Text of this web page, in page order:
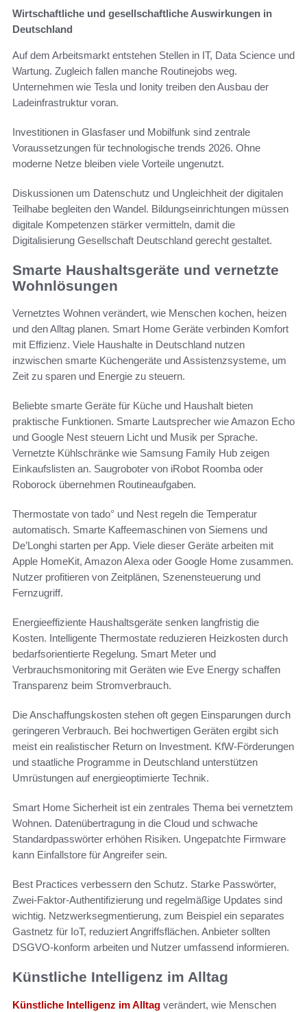
Wirtschaftliche und gesellschaftliche Auswirkungen in
Deutschland
Auf dem Arbeitsmarkt entstehen Stellen in IT, Data Science und
Wartung. Zugleich fallen manche Routinejobs weg.
Unternehmen wie Tesla und Ionity treiben den Ausbau der
Ladeinfrastruktur voran.
Investitionen in Glasfaser und Mobilfunk sind zentrale
Voraussetzungen für technologische trends 2026. Ohne
moderne Netze bleiben viele Vorteile ungenutzt.
Diskussionen um Datenschutz und Ungleichheit der digitalen
Teilhabe begleiten den Wandel. Bildungseinrichtungen müssen
digitale Kompetenzen stärker vermitteln, damit die
Digitalisierung Gesellschaft Deutschland gerecht gestaltet.
Smarte Haushaltsgeräte und vernetzte
Wohnlösungen
Vernetztes Wohnen verändert, wie Menschen kochen, heizen
und den Alltag planen. Smart Home Geräte verbinden Komfort
mit Effizienz. Viele Haushalte in Deutschland nutzen
inzwischen smarte Küchengeräte und Assistenzsysteme, um
Zeit zu sparen und Energie zu steuern.
Beliebte smarte Geräte für Küche und Haushalt bieten
praktische Funktionen. Smarte Lautsprecher wie Amazon Echo
und Google Nest steuern Licht und Musik per Sprache.
Vernetzte Kühlschränke wie Samsung Family Hub zeigen
Einkaufslisten an. Saugroboter von iRobot Roomba oder
Roborock übernehmen Routineaufgaben.
Thermostate von tado° und Nest regeln die Temperatur
automatisch. Smarte Kaffeemaschinen von Siemens und
De’Longhi starten per App. Viele dieser Geräte arbeiten mit
Apple HomeKit, Amazon Alexa oder Google Home zusammen.
Nutzer profitieren von Zeitplänen, Szenensteuerung und
Fernzugriff.
Energieeffiziente Haushaltsgeräte senken langfristig die
Kosten. Intelligente Thermostate reduzieren Heizkosten durch
bedarfsorientierte Regelung. Smart Meter und
Verbrauchsmonitoring mit Geräten wie Eve Energy schaffen
Transparenz beim Stromverbrauch.
Die Anschaffungskosten stehen oft gegen Einsparungen durch
geringeren Verbrauch. Bei hochwertigen Geräten ergibt sich
meist ein realistischer Return on Investment. KfW-Förderungen
und staatliche Programme in Deutschland unterstützen
Umrüstungen auf energieoptimierte Technik.
Smart Home Sicherheit ist ein zentrales Thema bei vernetztem
Wohnen. Datenübertragung in die Cloud und schwache
Standardpasswörter erhöhen Risiken. Ungepatchte Firmware
kann Einfallstore für Angreifer sein.
Best Practices verbessern den Schutz. Starke Passwörter,
Zwei-Faktor-Authentifizierung und regelmäßige Updates sind
wichtig. Netzwerksegmentierung, zum Beispiel ein separates
Gastnetz für IoT, reduziert Angriffsflächen. Anbieter sollten
DSGVO-konform arbeiten und Nutzer umfassend informieren.
Künstliche Intelligenz im Alltag
Künstliche Intelligenz im Alltag verändert, wie Menschen